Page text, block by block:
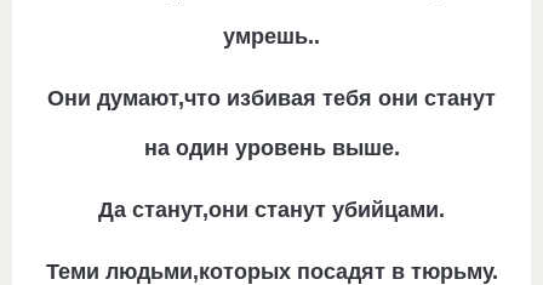
умрешь..
Они думают,что избивая тебя они станут
на один уровень выше.
Да станут,они станут убийцами.
Теми людьми,которых посадят в тюрьму.